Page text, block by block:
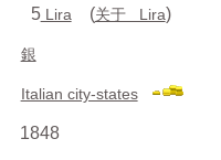
5Lira (关于 Lira)
銀
Italian city-states
1848